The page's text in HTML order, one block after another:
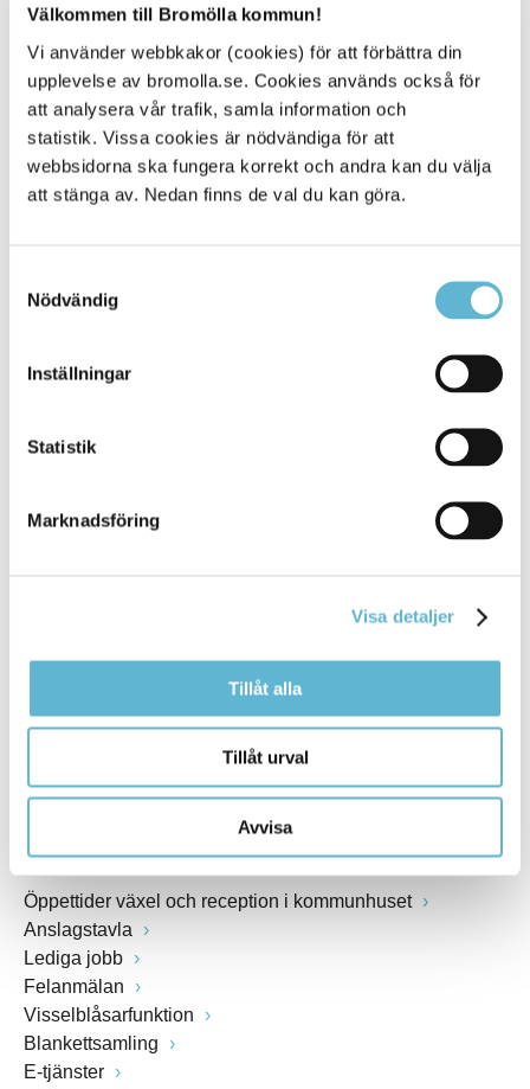
Välkommen till Bromölla kommun!
Vi använder webbkakor (cookies) för att förbättra din
upplevelse av bromolla.se. Cookies används också för
att analysera vår trafik, samla information och
statistik. Vissa cookies är nödvändiga för att
webbsidorna ska fungera korrekt och andra kan du välja
att stänga av. Nedan finns de val du kan göra.
Nödvändig
Inställningar
Statistik
Marknadsföring
Visa detaljer
Tillåt alla
Tillåt urval
Avvisa
431
Alla platser
KONTAKT
Besöksadress
Postadress
Box 18, 295 21 Bromölla
Fax: 0456-82 22 00
Öppettider växel och reception i kommunhuset
Anslagstavla
Lediga jobb
Felanmälan
Visselblåsarfunktion
Blankettsamling
E-tjänster